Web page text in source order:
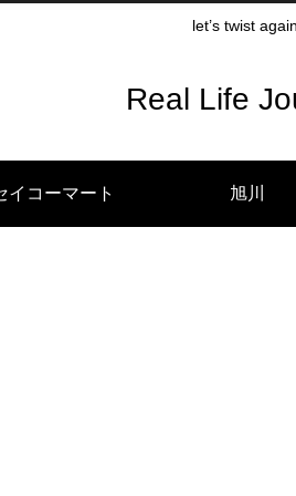
let’s twist
Real Life
イコーマート 旭川